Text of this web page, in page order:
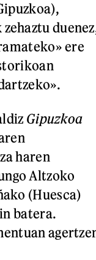
ere
Gipuzkoa
haren
Altzoko
(Huesca)
batera.